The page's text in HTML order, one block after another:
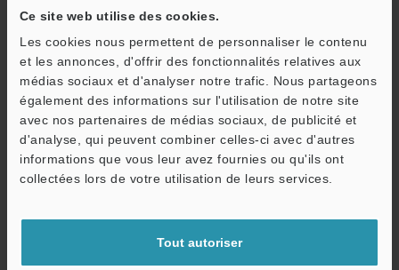
Ce site web utilise des cookies.
Les cookies nous permettent de personnaliser le contenu
et les annonces, d'offrir des fonctionnalités relatives aux
médias sociaux et d'analyser notre trafic. Nous partageons
également des informations sur l'utilisation de notre site
avec nos partenaires de médias sociaux, de publicité et
d'analyse, qui peuvent combiner celles-ci avec d'autres
informations que vous leur avez fournies ou qu'ils ont
collectées lors de votre utilisation de leurs services.
Tout autoriser
Adresse e-mail(obligatoire)
Télécharger